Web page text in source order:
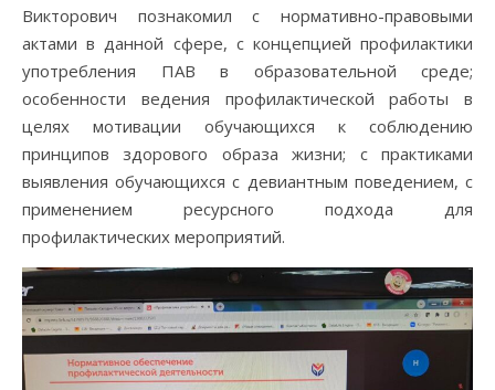
Викторович познакомил с нормативно-правовыми
актами в данной сфере, с концепцией профилактики
употребления ПАВ в образовательной среде;
особенности ведения профилактической работы в
целях мотивации обучающихся к соблюдению
принципов здорового образа жизни; с практиками
выявления обучающихся с девиантным поведением, с
применением ресурсного подхода для
профилактических мероприятий.